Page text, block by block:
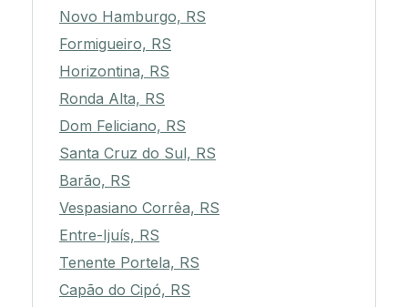
Novo Hamburgo, RS
Formigueiro, RS
Horizontina, RS
Ronda Alta, RS
Dom Feliciano, RS
Santa Cruz do Sul, RS
Barão, RS
Vespasiano Corrêa, RS
Entre-Ijuís, RS
Tenente Portela, RS
Capão do Cipó, RS